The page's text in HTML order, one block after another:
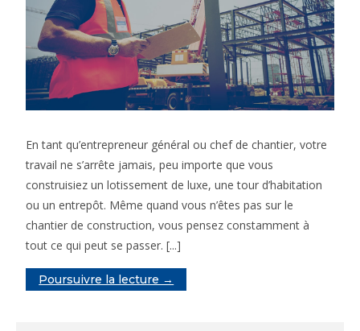
En tant qu’entrepreneur général ou chef de chantier, votre
travail ne s’arrête jamais, peu importe que vous
construisiez un lotissement de luxe, une tour d’habitation
ou un entrepôt. Même quand vous n’êtes pas sur le
chantier de construction, vous pensez constamment à
tout ce qui peut se passer. [...]
Poursuivre la lecture →